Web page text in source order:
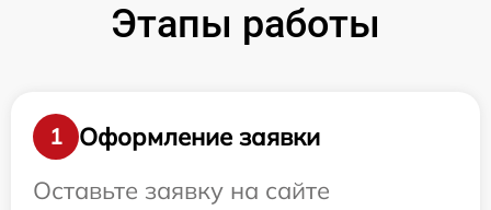
Этапы работы
1
Оформление заявки
Оставьте заявку на сайте